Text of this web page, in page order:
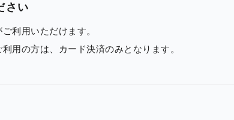
さい
利用いただけます。
用の方は、カード決済のみとなります。